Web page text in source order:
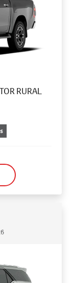
RURAL